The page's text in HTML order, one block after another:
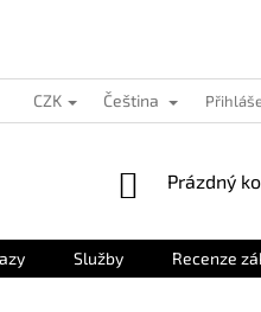
CZK Čeština
NÁKUPNÍ
Prázdný
Služby Recenze